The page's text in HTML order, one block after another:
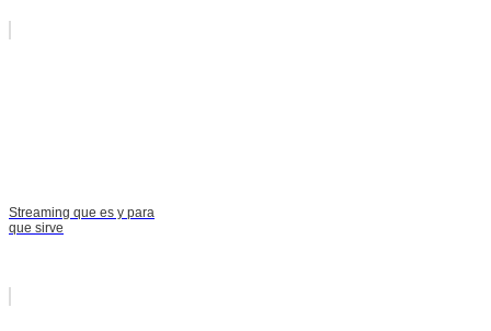
Streaming que es y para
que sirve